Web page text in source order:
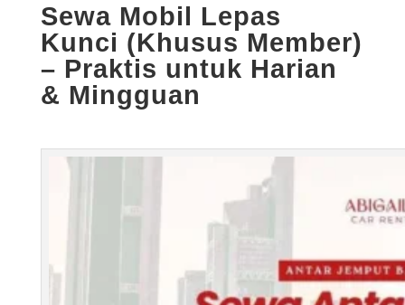
Sewa Mobil Lepas
Kunci (Khusus Member)
– Praktis untuk Harian
& Mingguan